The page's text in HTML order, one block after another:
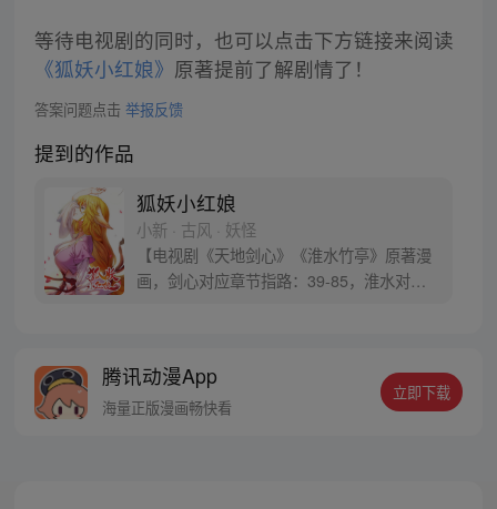
等待电视剧的同时，也可以点击下方链接来阅读
《狐妖小红娘》 原著提前了解剧情了！
答案问题点击 举报反馈
提到的作品
狐妖小红娘
小新 · 古风 · 妖怪
【电视剧《天地剑心》《淮水竹亭》原著漫
画，剑心对应章节指路：39-85，淮水对应
腾讯动漫App
海量正版漫画畅快看
立即下载